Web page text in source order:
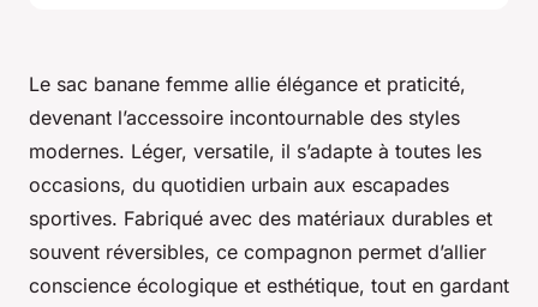
Le sac banane femme allie élégance et praticité,
devenant l’accessoire incontournable des styles
modernes. Léger, versatile, il s’adapte à toutes les
occasions, du quotidien urbain aux escapades
sportives. Fabriqué avec des matériaux durables et
souvent réversibles, ce compagnon permet d’allier
conscience écologique et esthétique, tout en gardant